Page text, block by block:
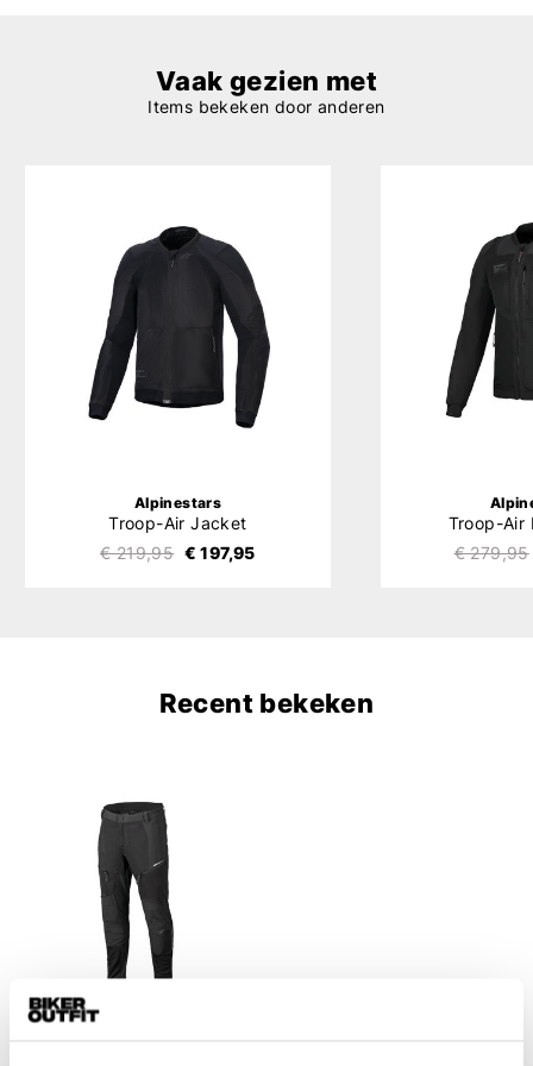
Vaak gezien met
Items bekeken door anderen
Alpinestars
Troop-Air Jacket
€ 219,95 € 197,95
Troop-Air
€ 279,95
Recent bekeken